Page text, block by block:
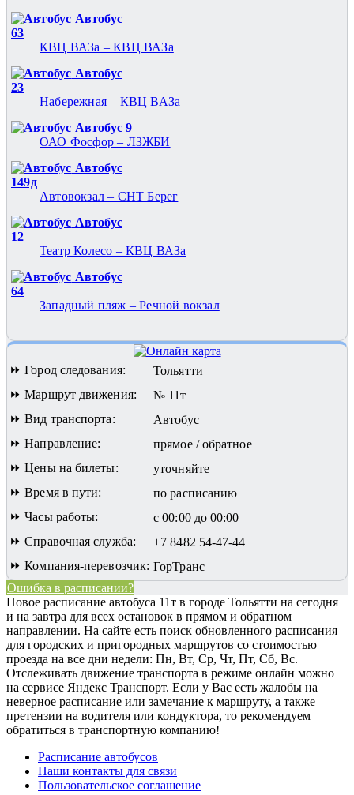
Автобус
63
КВЦ ВАЗа – КВЦ ВАЗа
Автобус
23
Набережная – КВЦ ВАЗа
Автобус 9
ОАО Фосфор – ЛЗЖБИ
Автобус
149д
Автовокзал – СНТ Берег
Автобус
12
Театр Колесо – КВЦ ВАЗа
Автобус
64
Западный пляж – Речной вокзал
⏩ Город следования:
Тольятти
⏩ Маршрут движения:
№ 11т
⏩ Вид транспорта:
Автобус
⏩ Направление:
прямое / обратное
⏩ Цены на билеты:
уточняйте
⏩ Время в пути:
по расписанию
⏩ Часы работы:
с 00:00 до 00:00
⏩ Справочная служба:
+7 8482 54-47-44
⏩ Компания-перевозчик: ГорТранс
Ошибка в расписании?
Новое расписание автобуса 11т в городе Тольятти на сегодня
и на завтра для всех остановок в прямом и обратном
направлении. На сайте есть поиск обновленного расписания
для городских и пригородных маршрутов со стоимостью
проезда на все дни недели: Пн, Вт, Ср, Чт, Пт, Сб, Вс.
Отслеживать движение транспорта в режиме онлайн можно
на сервисе Яндекс Транспорт. Если у Вас есть жалобы на
неверное расписание или замечание к маршруту, а также
претензии на водителя или кондуктора, то рекомендуем
обратиться в транспортную компанию!
Расписание автобусов
Наши контакты для связи
Пользовательское соглашение